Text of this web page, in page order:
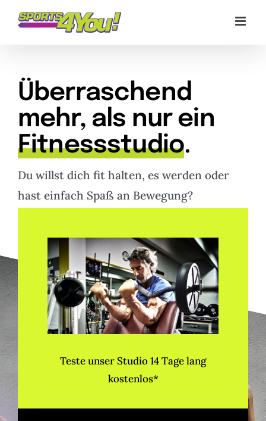
Inhalt
Überraschend
mehr, als nur ein
Fitnessstudio.
Du willst dich fit halten, es werden oder
hast einfach Spaß an Bewegung?
Teste unser Studio 14 Tage lang
kostenlos*